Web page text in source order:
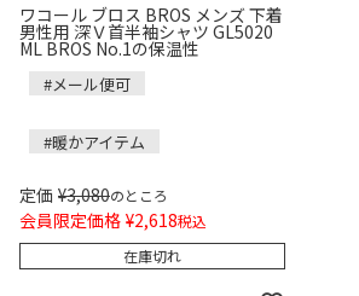
ワコール ブロス BROS メンズ 下着
男性用 深Ｖ首半袖シャツ GL5020
ML BROS No.1の保温性
#メール便可
#暖かアイテム
定価 ¥3,080のところ
会員限定価格 ¥2,618税込
在庫切れ